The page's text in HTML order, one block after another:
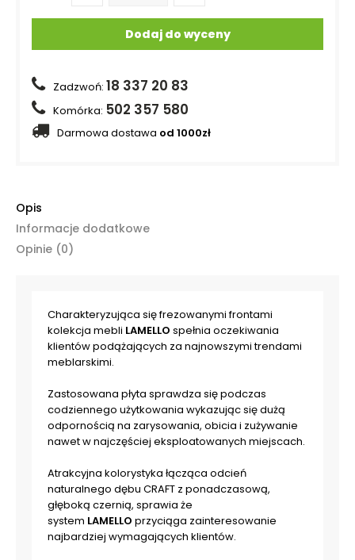
Dodaj do wyceny
Zadzwoń: 18 337 20 83
Komórka: 502 357 580
Darmowa dostawa od 1000zł
Opis
Informacje dodatkowe
Opinie (0)
Charakteryzująca się frezowanymi frontami
kolekcja mebli LAMELLO spełnia oczekiwania
klientów podążających za najnowszymi trendami
meblarskimi.
Zastosowana płyta sprawdza się podczas
codziennego użytkowania wykazując się dużą
odpornością na zarysowania, obicia i zużywanie
nawet w najczęściej eksploatowanych miejscach.
Atrakcyjna kolorystyka łącząca odcień
naturalnego dębu CRAFT z ponadczasową,
głęboką czernią, sprawia że
system LAMELLO przyciąga zainteresowanie
najbardziej wymagających klientów.